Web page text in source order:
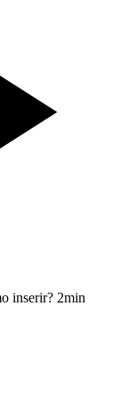
inserir? 2min